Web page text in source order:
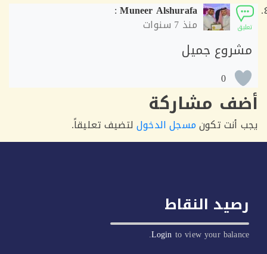
Muneer Alshurafa
:
منذ7 سنوات
جميل
0
مشاركة
تكونمسجل الدخوللتضيف تعليقاً.
النقاط
Loginto view your